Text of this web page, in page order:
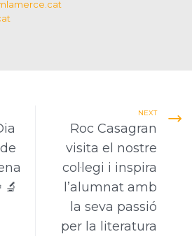
NEXT
Roc Casagran
visita el nostre
col·legi i inspira
l’alumnat amb
la seva passió
per la literatura